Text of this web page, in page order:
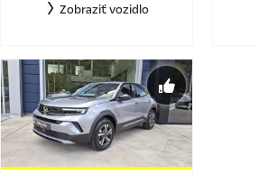
Zobraziť vozidlo